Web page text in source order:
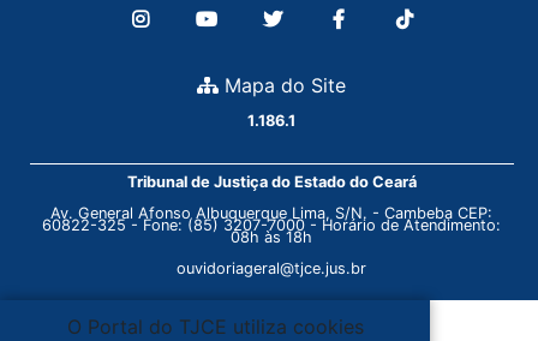
Mapa do Site
1.186.1
Tribunal de Justiça do Estado do Ceará
Av. General Afonso Albuquerque Lima, S/N. - Cambeba CEP:
60822-325 - Fone: (85) 3207-7000 - Horário de Atendimento:
08h às 18h
ouvidoriageral@tjce.jus.br
O Portal do TJCE utiliza cookies